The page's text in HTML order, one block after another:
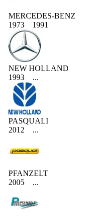
MERCEDES-BENZ
1973
1991
NEW HOLLAND
1993
...
PASQUALI
2012
...
PFANZELT
2005
...